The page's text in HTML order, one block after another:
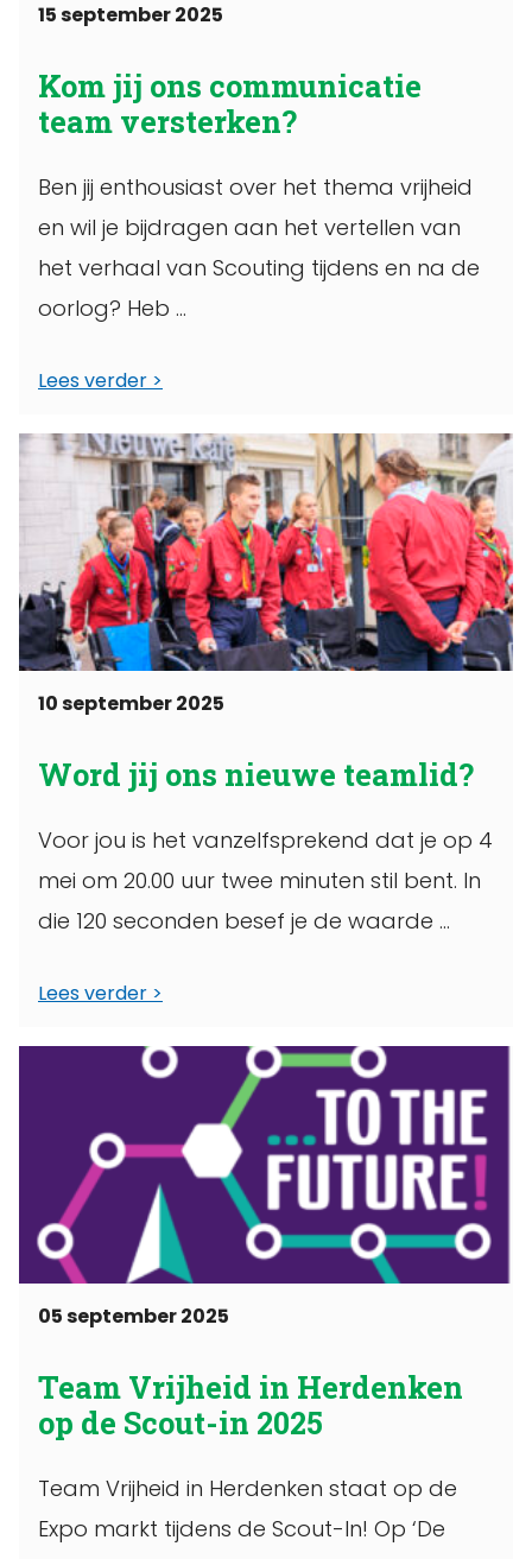
15 september 2025
Kom jij ons communicatie
team versterken?
Ben jij enthousiast over het thema vrijheid
en wil je bijdragen aan het vertellen van
het verhaal van Scouting tijdens en na de
oorlog? Heb ...
Lees verder
10 september 2025
Word jij ons nieuwe teamlid?
Voor jou is het vanzelfsprekend dat je op 4
mei om 20.00 uur twee minuten stil bent. In
die 120 seconden besef je de waarde ...
Lees verder
05 september 2025
Team Vrijheid in Herdenken
op de Scout-in 2025
Team Vrijheid in Herdenken staat op de
Expo markt tijdens de Scout-In! Op ‘De